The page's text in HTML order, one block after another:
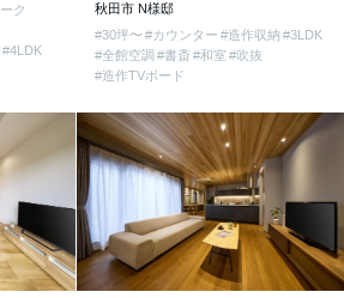
ク
#4LDK
秋田市 N様邸
#30坪〜 #カウンター #造作収納 #3LDK
#全館空調 #書斎 #和室 #吹抜
#造作TVボード